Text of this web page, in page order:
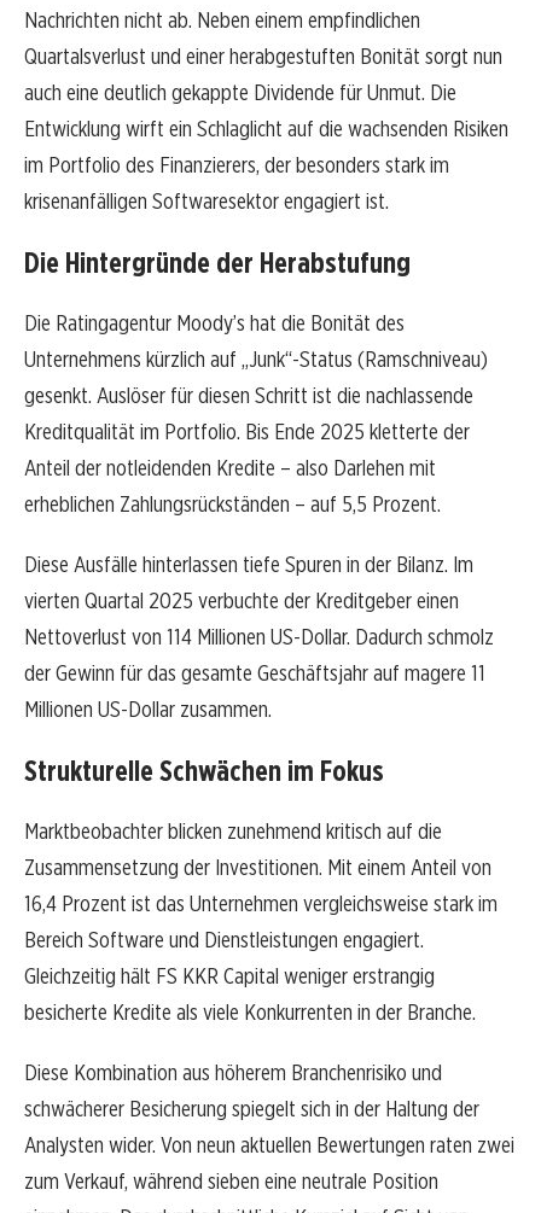
Nachrichten nicht ab. Neben einem empfindlichen
Quartalsverlust und einer herabgestuften Bonität sorgt nun
auch eine deutlich gekappte Dividende für Unmut. Die
Entwicklung wirft ein Schlaglicht auf die wachsenden Risiken
im Portfolio des Finanzierers, der besonders stark im
krisenanfälligen Softwaresektor engagiert ist.
Die Hintergründe der Herabstufung
Die Ratingagentur Moody’s hat die Bonität des
Unternehmens kürzlich auf „Junk“-Status (Ramschniveau)
gesenkt. Auslöser für diesen Schritt ist die nachlassende
Kreditqualität im Portfolio. Bis Ende 2025 kletterte der
Anteil der notleidenden Kredite – also Darlehen mit
erheblichen Zahlungsrückständen – auf 5,5 Prozent.
Diese Ausfälle hinterlassen tiefe Spuren in der Bilanz. Im
vierten Quartal 2025 verbuchte der Kreditgeber einen
Nettoverlust von 114 Millionen US-Dollar. Dadurch schmolz
der Gewinn für das gesamte Geschäftsjahr auf magere 11
Millionen US-Dollar zusammen.
Strukturelle Schwächen im Fokus
Marktbeobachter blicken zunehmend kritisch auf die
Zusammensetzung der Investitionen. Mit einem Anteil von
16,4 Prozent ist das Unternehmen vergleichsweise stark im
Bereich Software und Dienstleistungen engagiert.
Gleichzeitig hält FS KKR Capital weniger erstrangig
besicherte Kredite als viele Konkurrenten in der Branche.
Diese Kombination aus höherem Branchenrisiko und
schwächerer Besicherung spiegelt sich in der Haltung der
Analysten wider. Von neun aktuellen Bewertungen raten zwei
zum Verkauf, während sieben eine neutrale Position